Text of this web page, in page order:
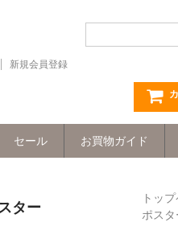
新規会員登録
セール お買物ガイド
ター
トッ
ポスタ